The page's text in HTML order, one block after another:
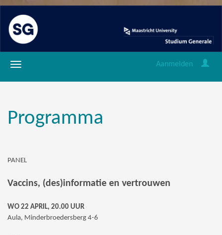
Aanmelden
Programma
PANEL
Vaccins, (des)informatie en vertrouwen
WO 22 APRIL, 20.00 UUR
Aula, Minderbroedersberg 4-6